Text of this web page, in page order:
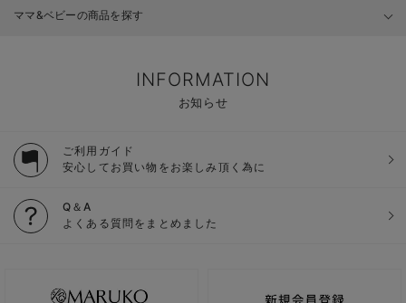
ママ&ベビーの商品を探す
INFORMATION
お知らせ
ご利用ガイド
安心してお買い物をお楽しみ頂く為に
Q＆A
よくある質問をまとめました